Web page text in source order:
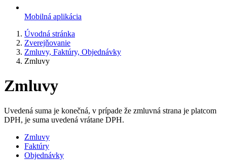
Mobilná aplikácia
Úvodná stránka
Zverejňovanie
Zmluvy, Faktúry, Objednávky
Zmluvy
Zmluvy
Uvedená suma je konečná, v prípade že zmluvná strana je platcom
DPH, je suma uvedená vrátane DPH.
Zmluvy
Faktúry
Objednávky